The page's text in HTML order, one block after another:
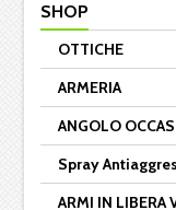
SHOP
OTTICHE
ARMERIA
ANGOLO
Spray
ARMI IN LIBERA